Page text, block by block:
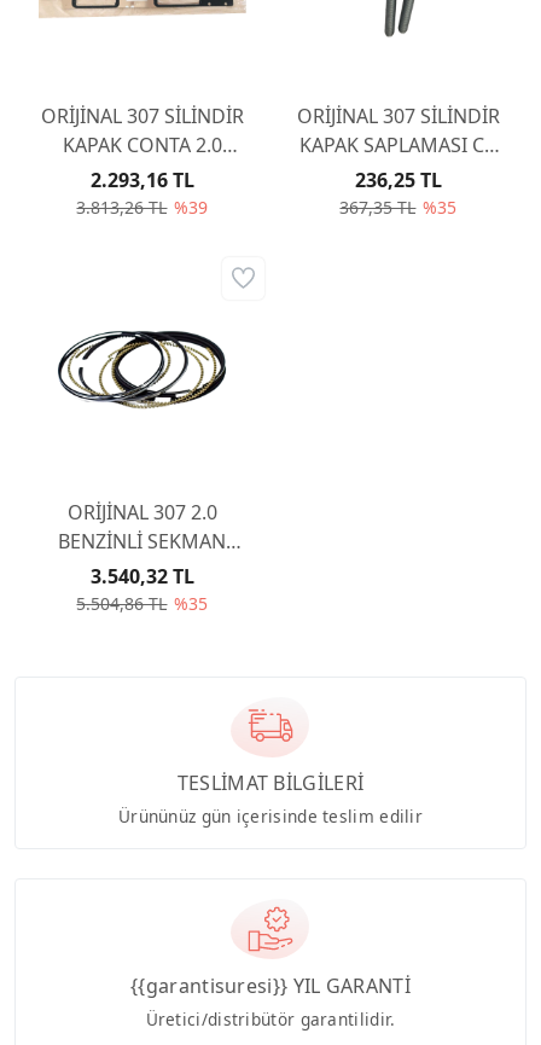
ORİJİNAL 307 SİLİNDİR
KAPAK CONTA 2.0
BENZİNLİ EW10J4 0209Z3
3.813,26 TL %39
2.293,16 TL
ORİJİNAL 307 SİLİNDİR
KAPAK SAPLAMASI CC
2.0 EW10J4S 0204A3
367,35 TL %35
236,25 TL
ORİJİNAL 307 2.0
BENZİNLİ SEKMAN
EW10J4 0640T2
5.504,86 TL %35
3.540,32 TL
TESLİMAT BİLGİLERİ
Ürününüz gün içerisinde teslim edilir
{{garantisuresi}} YIL GARANTİ
Üretici/distribütör garantilidir.